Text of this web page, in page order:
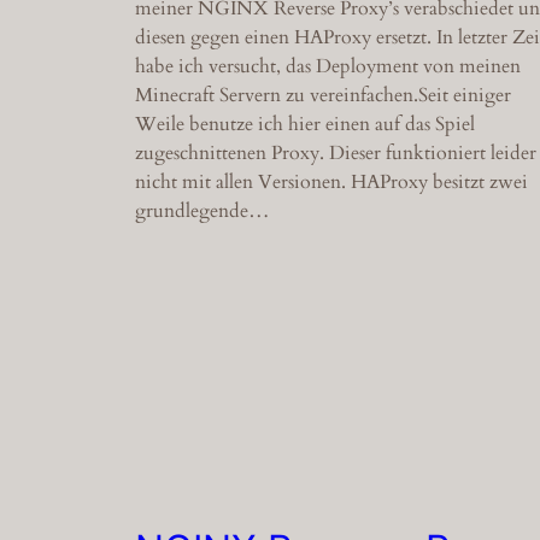
meiner NGINX Reverse Proxy’s verabschiedet
diesen gegen einen HAProxy ersetzt. In letzter
habe ich versucht, das Deployment von meinen
Minecraft Servern zu vereinfachen.Seit einiger
Weile benutze ich hier einen auf das Spiel
zugeschnittenen Proxy. Dieser funktioniert leider
nicht mit allen Versionen. HAProxy besitzt zwei
grundlegende…